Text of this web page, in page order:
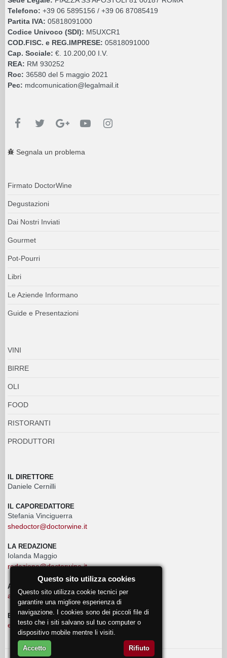
Telefono: +39 06 5895156 / +39 06 87085419
Partita IVA: 05818091000
Codice Univoco (SDI): M5UXCR1
COD.FISC. e REG.IMPRESE: 05818091000
Cap. Sociale: €. 10.200,00 I.V.
REA: RM 930252
Roc: 36580 del 5 maggio 2021
Pec: mdcomunication@legalmail.it
Segnala un problema
Firmato DoctorWine
Degustazioni
Dai Nostri Inviati
Gourmet
Pot-Pourri
Libri
Le Aziende Informano
Guide e Presentazioni
VINI
BIRRE
OLI
FOOD
RISTORANTI
PRODUTTORI
IL DIRETTORE
Daniele Cernilli
IL CAPOREDATTORE
Stefania Vinciguerra
shedoctor@doctorwine.it
LA REDAZIONE
Iolanda Maggio
redazione@doctorwine.it
ADVERTISING
advertising@doctorwine.it
EVENTI
eventi@doctorwine.it
Questo sito utilizza cookies
Questo sito utilizza cookie tecnici per
garantire una migliore esperienza di
navigazione. I cookies sono dei piccoli file di
testo che i siti salvano sul tuo computer o
dispositivo mobile mentre li visiti.
Accetto Rifiuto